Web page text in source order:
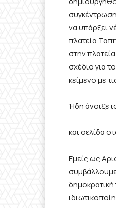
να υπάρξει
πλατεία
στην
σχέδιο για
κείμενο με
Ήδη άνοιξε
και σελίδα
Εμείς ως